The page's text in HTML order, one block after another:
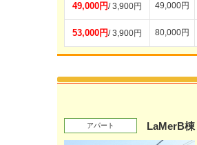
49,000円/ 3,900円 49,000円
53,000円/ 3,900円 80,000円
アパート LaMerB棟